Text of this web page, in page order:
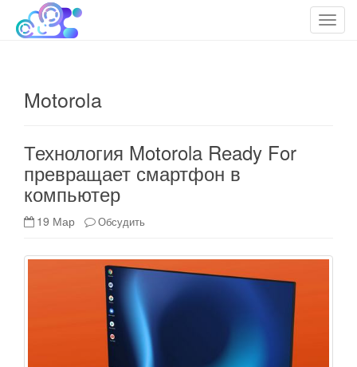
T
i
Облако технологий
cloudteh.ru
Motorola
Технология Motorola Ready For
превращает смартфон в
компьютер
19 Мар Обсудить